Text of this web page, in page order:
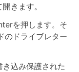
きます。
を押します。そ
のドライブレター
込み保護された